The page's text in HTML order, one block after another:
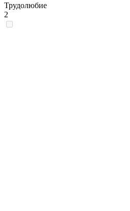
Трудолюбие
2